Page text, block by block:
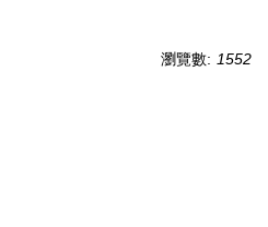
瀏覽數: 1552